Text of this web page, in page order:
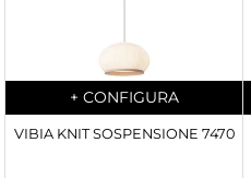
Quantità
+ CONFIGURA
VIBIA KNIT SOSPENSIONE 7470